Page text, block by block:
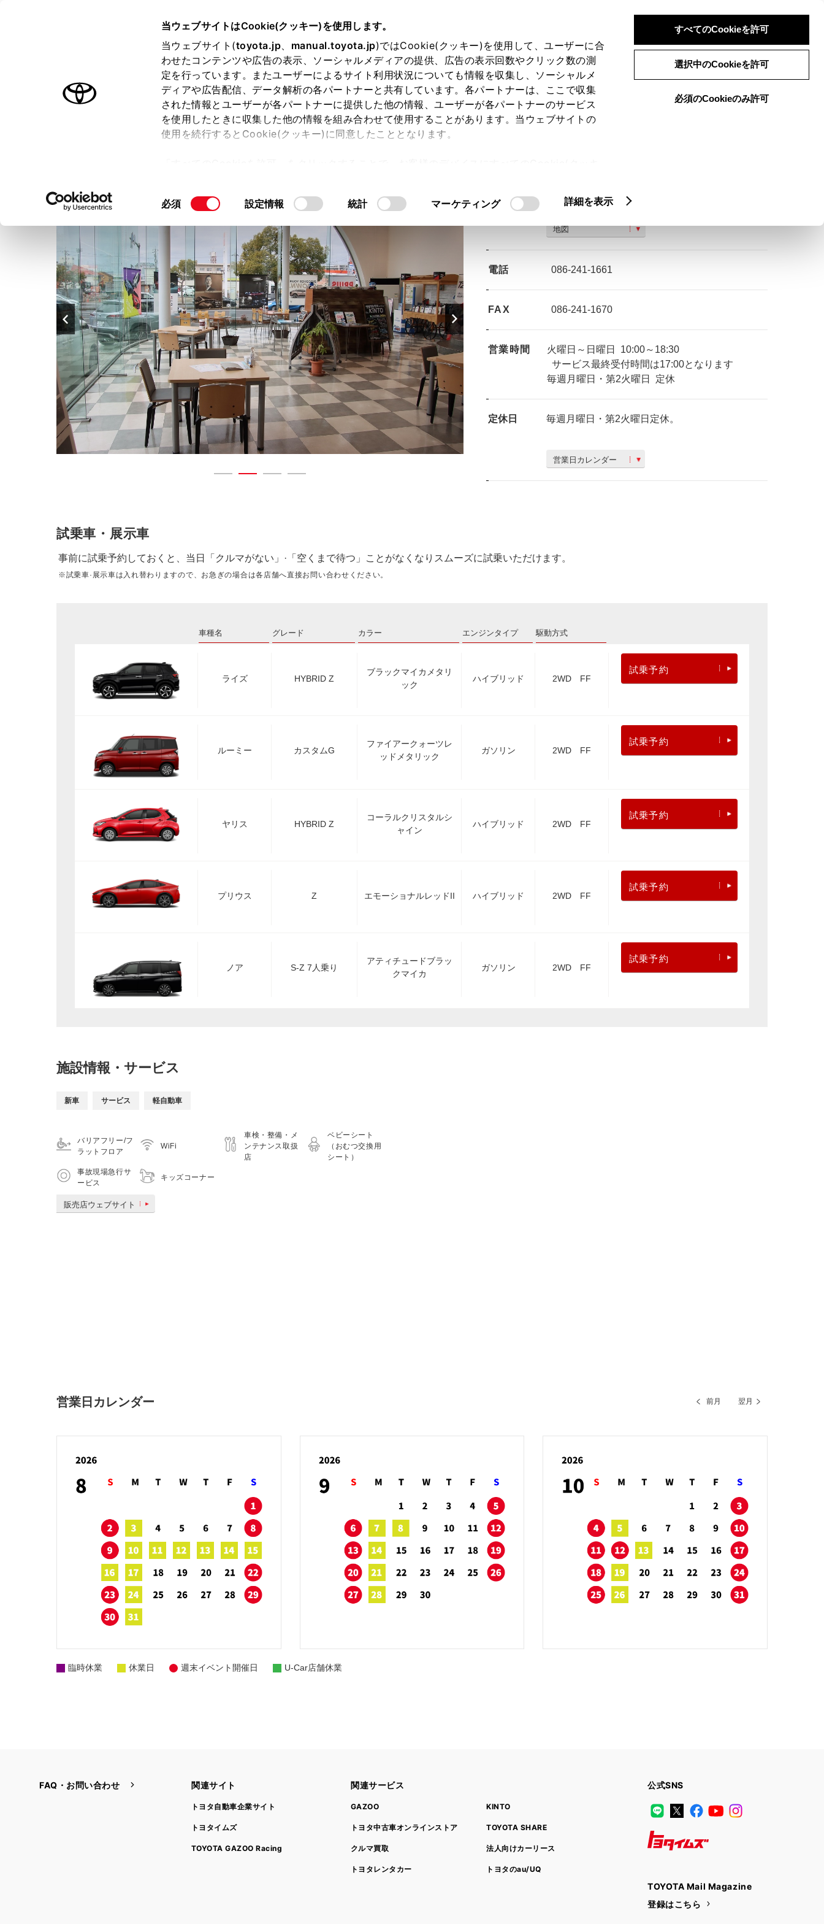
当ウェブサイトはCookie(クッキー)を使用します。
当ウェブサイト(toyota.jp、 manual.toyota.jp)ではCookie(クッキー)を使用して、ユーザーに合
わせたコンテンツや広告の表示、ソーシャルメディアの提供、広告の表示回数やクリック数の測
定を行っています。またユーザーによるサイト利用状況についても情報を収集し、ソーシャルメ
ディアや広告配信、データ解析の各パートナーと共有しています。各パートナーは、ここで収集
された情報とユーザーが各パートナーに提供した他の情報、ユーザーが各パートナーのサービス
を使用したときに収集した他の情報を組み合わせて使用することがあります。当ウェブサイトの
使用を続行するとCookie(クッキー)に同意したこととなります。
て」をご覧ください。
同
必須 設定情報 統計 マーケティング 詳細を表示
すべてのCookieを許可
選択中のCookieを許可
必須のCookieのみ許可
ログイン 検索 メニュー
オーナーサポート トピックス
店舗トップ ご購入相談
住所 岡山市北区西古松西町９−２９
地図
電話 086-241-1661
FAX 086-241-1670
営業時間 火曜日～日曜日
10:00～18:30
サービス最終受付時間は17:00となります
毎週月曜日・第2火曜日
定休
定休日 毎週月曜日・第2火曜日定休。
営業日カレンダー
試乗車・展示車
事前に試乗予約しておくと、当日「クルマがない」·「空くまで待つ」ことがなくなりスムーズに試乗いただけます。
※試乗車·展示車は入れ替わりますので、お急ぎの場合は各店舗へ直接お問い合わせください。
車種名 グレード カラー エンジンタイプ 駆動方式
ライズ HYBRID Z
ブラックマイカメタリ
ック
ハイブリッド 2WD FF
試乗予約
ルーミー カスタムG
ファイアークォーツレ
ッドメタリック
ガソリン 2WD FF
試乗予約
ヤリス HYBRID Z
コーラルクリスタルシ
ャイン
ハイブリッド 2WD FF
試乗予約
プリウス Z エモーショナルレッドII ハイブリッド 2WD FF
試乗予約
ノア S-Z 7人乗り
アティチュードブラッ
クマイカ
ガソリン 2WD FF
試乗予約
施設情報・サービス
新車 サービス 軽自動車
バリアフリー/フ
ラットフロア
WiFi
車検・整備・メ
ンテナンス取扱
店
ベビーシート
（おむつ交換用
シート）
事故現場急行サ
ービス
キッズコーナー
販売店ウェブサイト
営業日カレンダー 前月 翌月
臨時休業 休業日 週末イベント開催日 U-Car店舗休業
FAQ・お問い合わせ 関連サイト
トヨタ自動車企業サイト
トヨタイムズ
TOYOTA GAZOO Racing
関連サービス
GAZOO
トヨタ中古車オンラインストア
クルマ買取
トヨタレンタカー
KINTO
TOYOTA SHARE
法人向けカーリース
トヨタのau/UQ
公式SNS
LINE
X FacebookYouTube
TOYOTA Mail Magazine
登録はこちら